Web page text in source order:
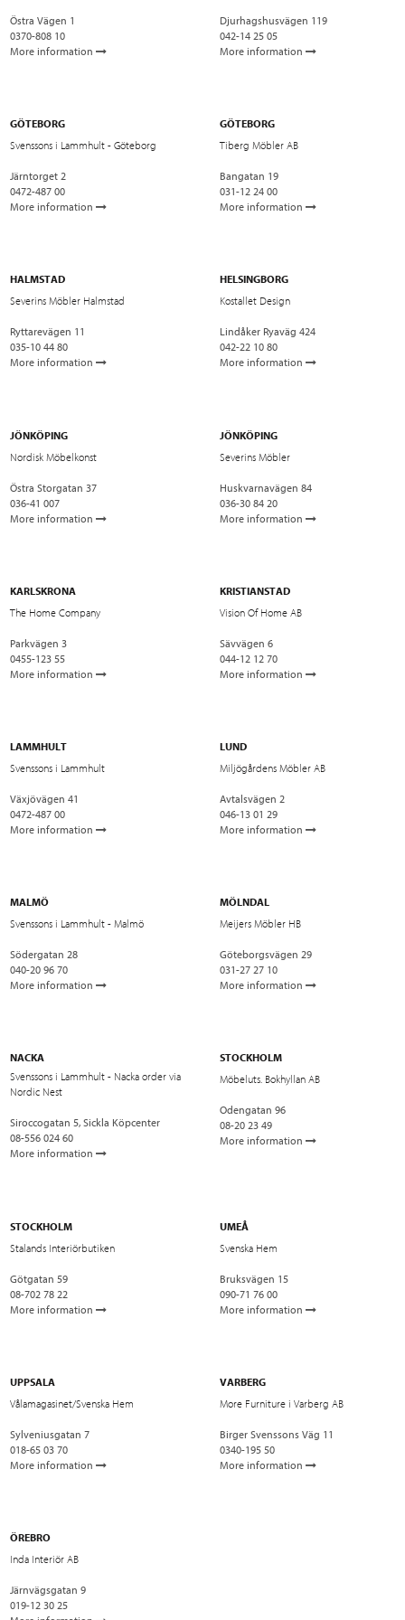
Östra Vägen 1
0370-808 10
More information
Djurhagshusvägen 119
042-14 25 05
More information
GÖTEBORG
Svenssons i Lammhult - Göteborg
Järntorget 2
0472-487 00
More information
GÖTEBORG
Tiberg Möbler AB
Bangatan 19
031-12 24 00
More information
HALMSTAD
Severins Möbler Halmstad
Ryttarevägen 11
035-10 44 80
More information
HELSINGBORG
Kostallet Design
Lindåker Ryaväg 424
042-22 10 80
More information
JÖNKÖPING
Nordisk Möbelkonst
Östra Storgatan 37
036-41 007
More information
JÖNKÖPING
Severins Möbler
Huskvarnavägen 84
036-30 84 20
More information
KARLSKRONA
The Home Company
Parkvägen 3
0455-123 55
More information
KRISTIANSTAD
Vision Of Home AB
Sävvägen 6
044-12 12 70
More information
LAMMHULT
Svenssons i Lammhult
Växjövägen 41
0472-487 00
More information
LUND
Miljögårdens Möbler AB
Avtalsvägen 2
046-13 01 29
More information
MALMÖ
Svenssons i Lammhult - Malmö
Södergatan 28
040-20 96 70
More information
MÖLNDAL
Meijers Möbler HB
Göteborgsvägen 29
031-27 27 10
More information
NACKA
Svenssons i Lammhult - Nacka order via
Nordic Nest
Siroccogatan 5, Sickla Köpcenter
08-556 024 60
More information
STOCKHOLM
Möbeluts. Bokhyllan AB
Odengatan 96
08-20 23 49
More information
STOCKHOLM
Stalands Interiörbutiken
Götgatan 59
08-702 78 22
More information
UMEÅ
Svenska Hem
Bruksvägen 15
090-71 76 00
More information
UPPSALA
Vålamagasinet/Svenska Hem
Sylveniusgatan 7
018-65 03 70
More information
VARBERG
More Furniture i Varberg AB
Birger Svenssons Väg 11
0340-195 50
More information
ÖREBRO
Inda Interiör AB
Järnvägsgatan 9
019-12 30 25